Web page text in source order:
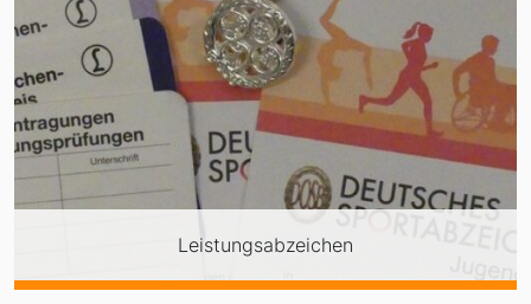
Leistungsabzeichen